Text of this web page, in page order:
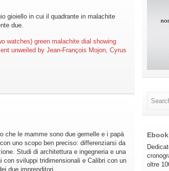
gioiello in cui il quadrante in malachite
due.
watches) green malachite dial showing
unweiled by Jean-François Mojon, Cyrus
che le mamme sono due gemelle e i papà
uno scopo ben preciso: differenziarsi da
Studi di architettura e ingegneria e una
sviluppi tridimensionali e Calibri con un
due imprenditori.
oltre